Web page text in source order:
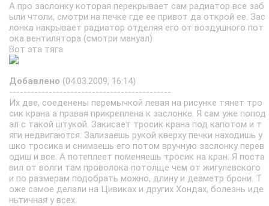
А про заслонку которая перекрывает сам радиатор все заб
ыли чтоли, смотри на печке где ее привот да открой ее. Зас
лонка накрывает радиатор отделяя его от воздушного пот
ока вентилятора (смотри мануал)
Вот эта тяга
Добавлено (04.03.2009, 16:14)
---------------------------------------------
Их две, соеденены перемычкой левая на рисунке тянет тро
сик крана а правая прикреплена к заслонке. Я сам уже попод
ал с такой штукой. Закисает тросик крана под капотом и т
яги недвигаются. Зализаешь рукой кверху печки находишь у
шко тросика и снимаешь его потом вручную заслонку перев
одиш и все. А потеплеет поменяешь тросик на кран. Я поста
вил от волги там проволока потолще чем от жигулевского
и по размерам подобрать можно, длину и деаметр брони. Т
оже самое делали на Цивиках и других Хондах, болезнь иде
ньтичная у всех.